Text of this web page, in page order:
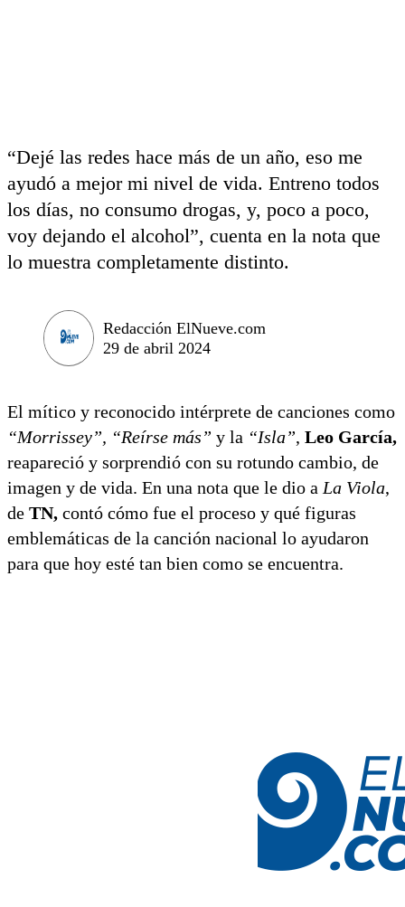
“Dejé las redes hace más de un año, eso me
ayudó a mejor mi nivel de vida. Entreno todos
los días, no consumo drogas, y, poco a poco,
voy dejando el alcohol”, cuenta en la nota que
lo muestra completamente distinto.
Redacción ElNueve.com
29 de abril 2024
El mítico y reconocido intérprete de canciones como
“Morrissey”, “Reírse más” y la “Isla”, Leo García,
reapareció y sorprendió con su rotundo cambio, de
imagen y de vida. En una nota que le dio a La Viola,
de TN, contó cómo fue el proceso y qué figuras
emblemáticas de la canción nacional lo ayudaron
para que hoy esté tan bien como se encuentra.